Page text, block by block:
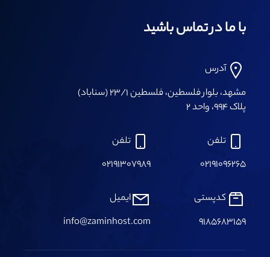
با ما در تماس باشید
آدرس
مشهد، بلوار فلسطین، فلسطین ۲۳/۱ (سناباد)
پلاک ۹۹۴، واحد ۲
تلفن
۰۲۱۹۱۰۹۶۲۶۵
تلفن
۰۲۱۹۱۳۰۷۹۸۹
کدپستی
۹۱۸۵۶۸۳۱۵۹
ایمیل
info@zaminhost.com